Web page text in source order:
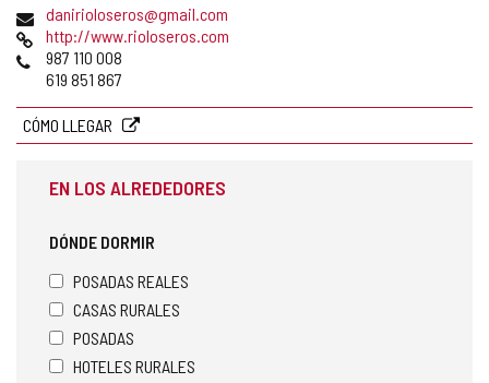
Dirección
de
correo
electrónico
danirioloseros@gmail.com
Página
Web
http://www.rioloseros.com
Teléfonos
987 110 008
619 851 867
CÓMO LLEGAR
EN LOS ALREDEDORES
DÓNDE DORMIR
POSADAS REALES
CASAS RURALES
POSADAS
HOTELES RURALES